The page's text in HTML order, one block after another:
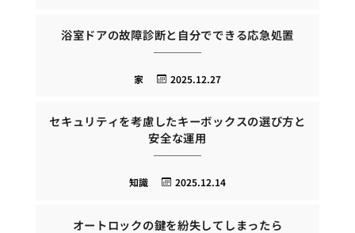
浴室ドアの故障診断と自分でできる応急処置
2025.12.27
家
セキュリティを考慮したキーボックスの選び方と
安全な運用
2025.12.14
知識
オートロックの鍵を紛失してしまったら